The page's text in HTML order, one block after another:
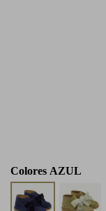
Colores AZUL